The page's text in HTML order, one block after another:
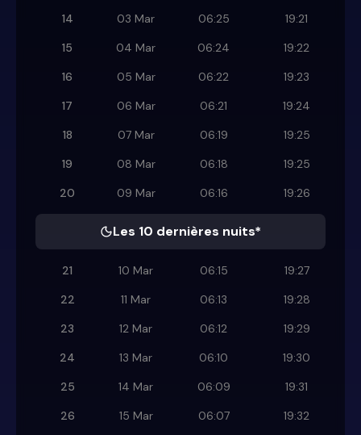
14
03 Mar 06:25
19:21
15
04 Mar 06:24
19:22
16
05 Mar 06:22
19:23
17
06 Mar 06:21
19:24
18
07 Mar 06:19
19:25
19
08 Mar 06:18
19:25
20
09 Mar 06:16 19:26
Les 10 dernières nuits*
21 10 Mar 06:15
19:27
22
11 Mar 06:13
19:28
23
12 Mar 06:12
19:29
24
13 Mar 06:10
19:30
25
14 Mar 06:09
19:31
26
15 Mar 06:07
19:32